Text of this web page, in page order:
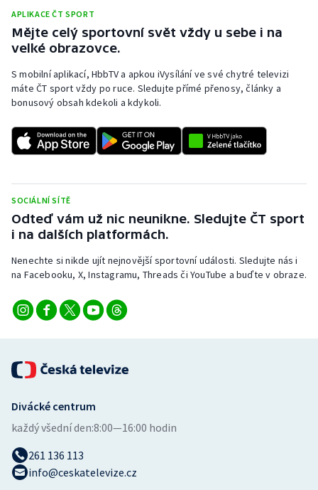
APLIKACE ČT SPORT
Mějte celý sportovní svět vždy u sebe i na
velké obrazovce.
S mobilní aplikací, HbbTV a apkou iVysílání ve své chytré televizi
máte ČT sport vždy po ruce. Sledujte přímé přenosy, články a
bonusový obsah kdekoli a kdykoli.
SOCIÁLNÍ SÍTĚ
Odteď vám už nic neunikne. Sledujte ČT sport
i na dalších platformách.
Nenechte si nikde ujít nejnovější sportovní události. Sledujte nás i
na Facebooku, X, Instagramu, Threads či YouTube a buďte v obraze.
Divácké centrum
každý všední den:8:00—16:00 hodin
261 136 113
info@ceskatelevize.cz